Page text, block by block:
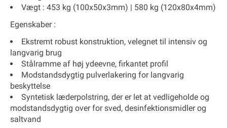
Vægt : 453 kg (100x50x3mm) | 580 kg (120x80x4mm)
Egenskaber :
Ekstremt robust konstruktion, velegnet til intensiv og
langvarig brug
Stålramme af høj ydeevne, firkantet profil
Modstandsdygtig pulverlakering for langvarig
beskyttelse
Syntetisk læderpolstring, der er let at vedligeholde og
modstandsdygtig over for sved, desinfektionsmidler og
saltvand